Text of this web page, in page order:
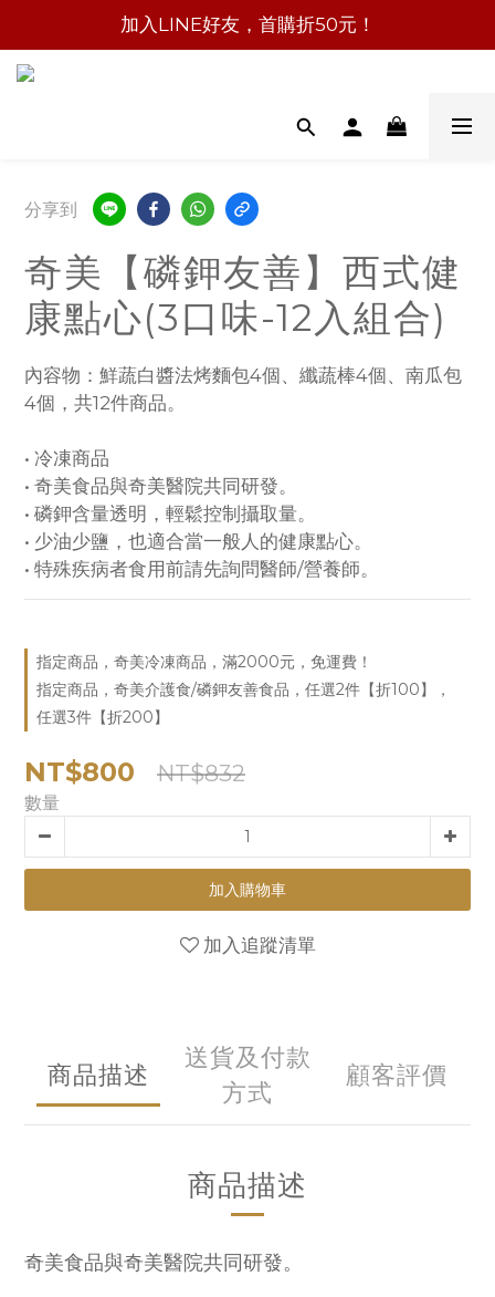
加入LINE好友，首購折50元！
分享到
奇美【磷鉀友善】西式健
康點心(3口味-12入組合)
內容物：鮮蔬白醬法烤麵包4個、纖蔬棒4個、南瓜包
4個，共12件商品。
• 冷凍商品
• 奇美食品與奇美醫院共同研發。
• 磷鉀含量透明，輕鬆控制攝取量。
• 少油少鹽，也適合當一般人的健康點心。
• 特殊疾病者食用前請先詢問醫師/營養師。
指定商品，奇美冷凍商品，滿2000元，免運費！
指定商品，奇美介護食/磷鉀友善食品，任選2件【折100】，
任選3件【折200】
NT$800 NT$832
數量
加入購物車
加入追蹤清單
商品描述
送貨及付款
方式
顧客評價
商品描述
奇美食品與奇美醫院共同研發。